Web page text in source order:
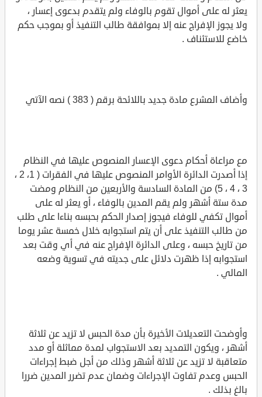
يعثر له على أموال تقوم بالوفاء ولم يتقدم بدعوى إعسار ،
ولا يجوز الإفراج عنه إلا بموافقة طالب التنفيذ أو بموجب حكم
خاضع للاستئناف .
وأضاف المشرع مادة جديد باللائحة برقم ( 383 ) نصه الآتي
مع مراعاة أحكام دعوى الإعسار المنصوص عليها في النظام
إذا أصدرت الدائرة الأوامر المنصوص عليها في الفقرات ( 1، 2 ،
3 ، 4 ، 5) من المادة السادسة والأربعين من النظام ومضت
مدة ستة أشهر ولم يقم المدين بالوفاء ، أو يعثر له على
أموال تكفي للوفاء فيجوز إصدار الحكم بحبسه بناءا على طلب
من طالب التنفيذ على أن يتم استجوابه خلال خمسة عشر يوما
من تاريخ حبسه ، وعلى الدائرة الإفراج عنه في أي وقت بعد
استجوابه إذا ظهرت دلائل على جديته في تسوية وضعه
المالي .
وأوضحت التعديلات الأخيرة بأن مدة الحبس لا تزيد عن ثلاثة
أشهر ، ويكون التمديد بعد الاستجواب لمدة مماثلة أو مدد
متعاقبة لا تزيد عن ثلاثة أشهر وذلك من أجل ضبط إجراءات
الحبس وعدم تفاوت الإجراءات وضمان عدم تضرر المدين ضررا
بالغ بذلك .